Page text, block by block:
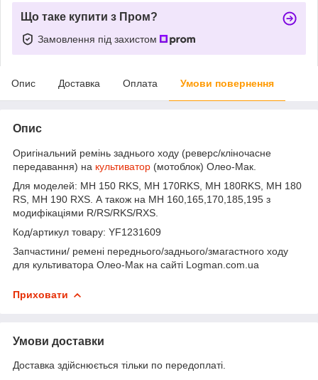
Що таке купити з Пром?
Замовлення під захистом
Опис Доставка Оплата Умови повернення
Опис
Оригінальний ремінь заднього ходу (реверс/кліночасне
передавання) на культиватор (мотоблок) Олео-Мак.
Для моделей: MH 150 RKS, MH 170RKS, MH 180RKS, MH 180
RS, MH 190 RXS. А також на MH 160,165,170,185,195 з
модифікаціями R/RS/RKS/RXS.
Код/артикул товару: YF1231609
Запчастини/ ремені переднього/заднього/змагастного ходу
для культиватора Олео-Мак на сайті Logman.com.ua
Приховати
Умови доставки
Доставка здійснюється тільки по передоплаті.